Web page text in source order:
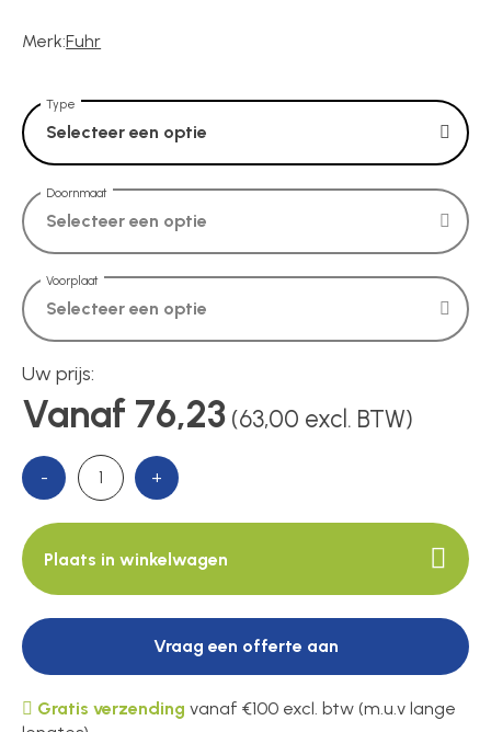
Merk:Fuhr
Type
Selecteer een optie
Doornmaat
Selecteer een optie
Voorplaat
Selecteer een optie
Uw prijs:
Vanaf 76,23 (63,00 excl. BTW)
- +
Plaats in winkelwagen
Vraag een offerte aan
Gratis verzending vanaf €100 excl. btw (m.u.v lange